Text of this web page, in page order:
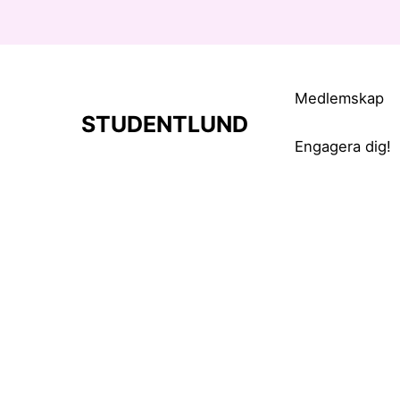
STUDENTLUND
Medlemskap
Engagera dig!